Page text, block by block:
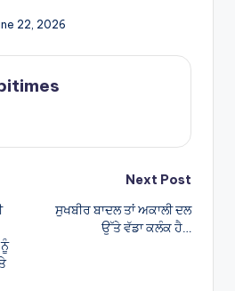
22, 2026
Next Post
ਸੁਖਬੀਰ ਬਾਦਲ ਤਾਂ ਅਕਾਲੀ ਦਲ
ਉੱਤੇ ਵੱਡਾ ਕਲੰਕ ਹੈ…